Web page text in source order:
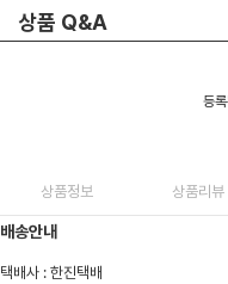
상품 Q&A
등
상품정보 상품리뷰
배송안내
택배사 : 한진택배